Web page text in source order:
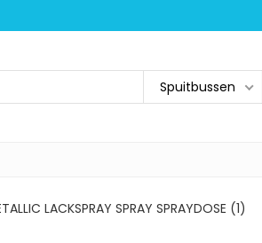
Spuitbussen
LACKSPRAY SPRAY SPRAYDOSE (1)